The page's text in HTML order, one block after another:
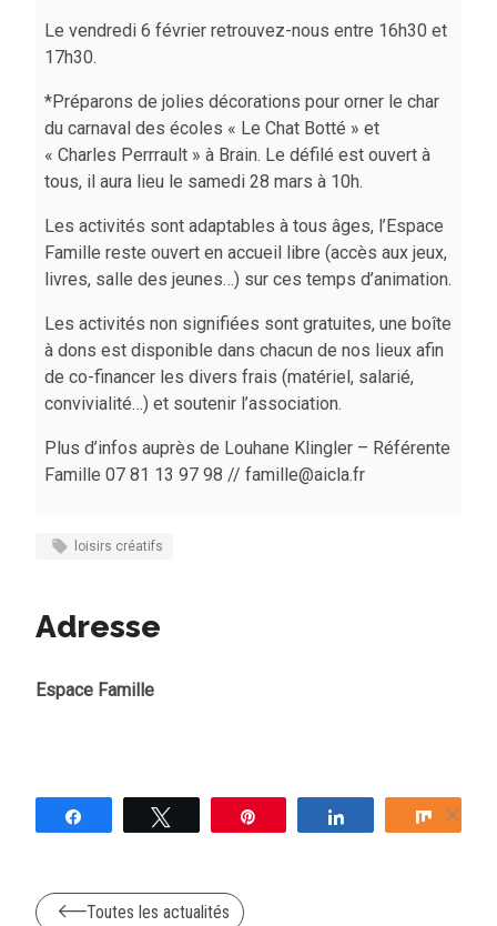
Le vendredi 6 février retrouvez-nous entre 16h30 et
17h30.
*Préparons de jolies décorations pour orner le char
du carnaval des écoles « Le Chat Botté » et
« Charles Perrrault » à Brain. Le défilé est ouvert à
tous, il aura lieu le samedi 28 mars à 10h.
Les activités sont adaptables à tous âges, l’Espace
Famille reste ouvert en accueil libre (accès aux jeux,
livres, salle des jeunes…) sur ces temps d’animation.
Les activités non signifiées sont gratuites, une boîte
à dons est disponible dans chacun de nos lieux afin
de co-financer les divers frais (matériel, salarié,
convivialité…) et soutenir l’association.
Plus d’infos auprès de Louhane Klingler – Référente
Famille 07 81 13 97 98 // famille@aicla.fr
loisirs créatifs
Adresse
Espace Famille
Partagez
Toutes les actualités